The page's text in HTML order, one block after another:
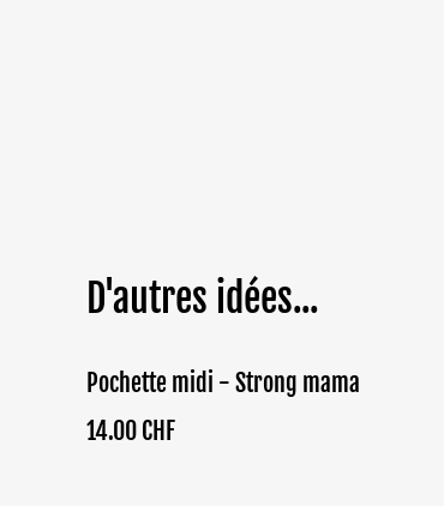
D'autres idées...
Pochette midi - Strong mama
14.00 CHF